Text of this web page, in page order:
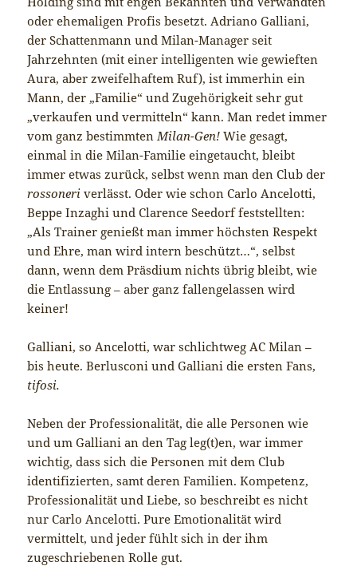
oder ehemaligen Profis besetzt. Adriano Galliani,
der Schattenmann und Milan-Manager seit
Jahrzehnten (mit einer intelligenten wie gewieften
Aura, aber zweifelhaftem Ruf), ist immerhin ein
Mann, der „Familie“ und Zugehörigkeit sehr gut
„verkaufen und vermitteln“ kann. Man redet immer
vom ganz bestimmten Milan-Gen!Wie gesagt,
einmal in die Milan-Familie eingetaucht, bleibt
immer etwas zurück, selbst wenn man den Club der
rossoneri verlässt. Oder wie schon Carlo Ancelotti,
Beppe Inzaghi und Clarence Seedorf feststellten:
„Als Trainer genießt man immer höchsten Respekt
und Ehre, man wird intern beschützt…“, selbst
dann, wenn dem Präsdium nichts übrig bleibt, wie
die Entlassung – aber ganz fallengelassen wird
keiner!
Galliani, so Ancelotti, war schlichtweg AC Milan –
bis heute. Berlusconi und Galliani die ersten Fans,
tifosi.
Neben der Professionalität, die alle Personen wie
und um Galliani an den Tag leg(t)en, war immer
wichtig, dass sich die Personen mit dem Club
identifizierten, samt deren Familien. Kompetenz,
Professionalität und Liebe, so beschreibt es nicht
nur Carlo Ancelotti. Pure Emotionalität wird
vermittelt, und jeder fühlt sich in der ihm
zugeschriebenen Rolle gut.